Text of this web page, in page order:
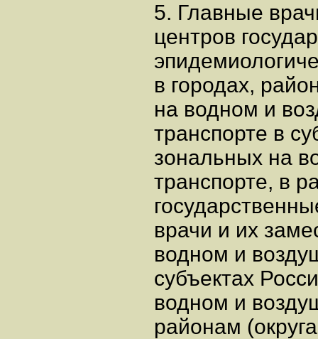
5. Главные
центров
в городах,
на водном и
транспорте в
зональных на
транспорте, в
врачи и их
водном и
субъектах
водном и
районам